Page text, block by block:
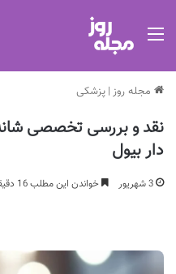
مجله روز | پزشکی
نقد و بررسی تخصصی
دار بیول
3 شهریور خواندن این مطلب 16 دقیقه زمان میبرد